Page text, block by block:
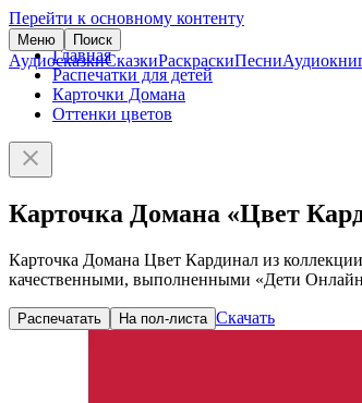
Перейти к основному контенту
Меню Поиск
АудиосказкиСказкиРаскраскиПесни
Главная
Распечатки для детей
Карточки Домана
Оттенки цветов
Карточка Домана «Цвет
Карточка Домана Цвет Кардинал из
качественными, выполненными «Дети
Распечатать На пол-листа Скачать